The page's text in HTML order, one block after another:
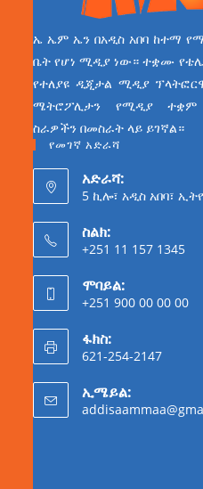
ኤ ኤም ኤን በአዲስ አበባ ከተማ
ቤት የሆነ ሚዲያ ነው። ተቋሙ
የተለያዩ ዲጂታል ሚዲያ
ሜትሮፖሊታን የሚዲያ ተቋም
ስራዎችን በመስራት ላይ ይገኛል።
የመገኛ አድራሻ
አድራሻ:
5 ኪሎ፣ አዲስ አበባ፣
ስልክ:
+251 11 157 1345
ሞባይል:
+251 900 00 00 00
ፋክስ:
621-254-2147
ኢሜይል: